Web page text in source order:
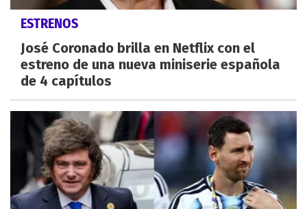
ESTRENOS
José Coronado brilla en Netflix con el
estreno de una nueva miniserie española
de 4 capítulos